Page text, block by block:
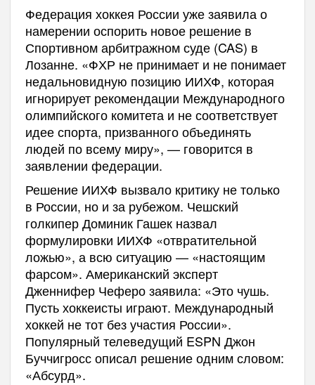
Федерация хоккея России уже заявила о
намерении оспорить новое решение в
Спортивном арбитражном суде (CAS) в
Лозанне. «ФХР не принимает и не понимает
недальновидную позицию ИИХФ, которая
игнорирует рекомендации Международного
олимпийского комитета и не соответствует
идее спорта, призванного объединять
людей по всему миру», — говорится в
заявлении федерации.
Решение ИИХФ вызвало критику не только
в России, но и за рубежом. Чешский
голкипер Доминик Гашек назвал
формулировки ИИХФ «отвратительной
ложью», а всю ситуацию — «настоящим
фарсом». Американский эксперт
Дженнифер Чеферо заявила: «Это чушь.
Пусть хоккеисты играют. Международный
хоккей не тот без участия России».
Популярный телеведущий ESPN Джон
Буччигросс описал решение одним словом:
«Абсурд».